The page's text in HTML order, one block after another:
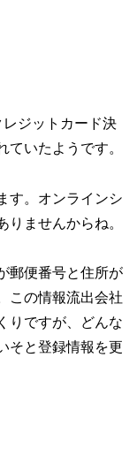
ジットカード決
いたようです。
す。オンラインシ
りませんからね。
郵便番号と住所が
この情報流出会社
りですが、どんな
そと登録情報を更